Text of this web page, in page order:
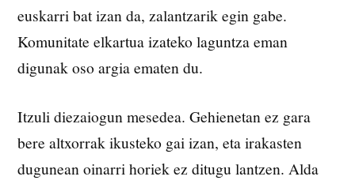
euskarri bat izan da, zalantzarik egin gabe.
Komunitate elkartua izateko laguntza eman
digunak oso argia ematen du.
Itzuli diezaiogun mesedea. Gehienetan ez gara
bere altxorrak ikusteko gai izan, eta irakasten
dugunean oinarri horiek ez ditugu lantzen. Alda